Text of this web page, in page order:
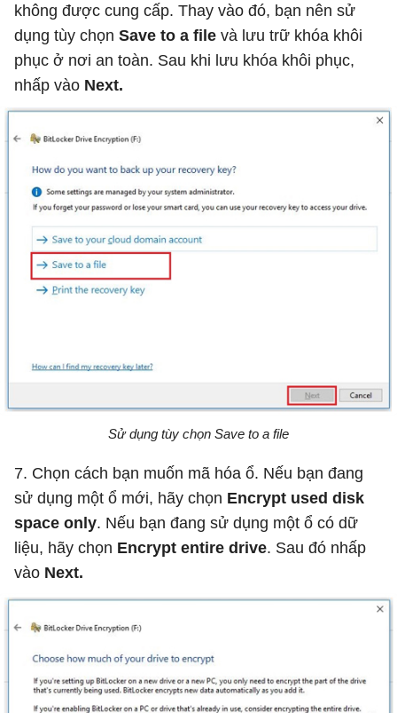
không được cung cấp. Thay vào đó, bạn nên sử
dụng tùy chọn Save to a file và lưu trữ khóa khôi
phục ở nơi an toàn. Sau khi lưu khóa khôi phục,
nhấp vào Next.
Sử dụng tùy chọn Save to a file
7. Chọn cách bạn muốn mã hóa ổ. Nếu bạn đang
sử dụng một ổ mới, hãy chọn Encrypt used disk
space only. Nếu bạn đang sử dụng một ổ có dữ
liệu, hãy chọn Encrypt entire drive. Sau đó nhấp
vào Next.